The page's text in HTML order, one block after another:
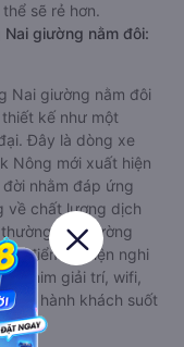
sẽ rẻ hơn.
giường nằm đôi:
Nai giường nằm đôi
kế như một
Đây là dòng xe
Nông mới xuất hiện
nhằm đáp ứng
về chất lượng dịch
xe giường
điểm và tiện nghi
phim giải trí, wifi,
vụ hành khách suốt